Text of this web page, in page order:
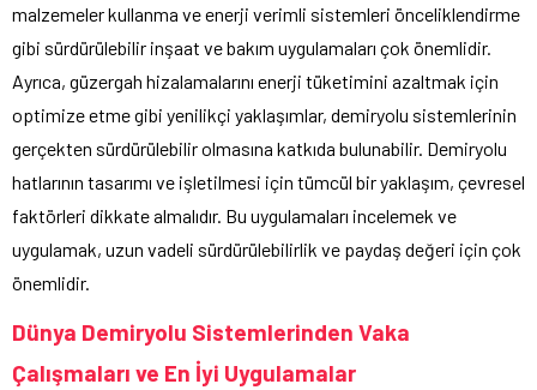
malzemeler kullanma ve enerji verimli sistemleri önceliklendirme
gibi sürdürülebilir inşaat ve bakım uygulamaları çok önemlidir.
Ayrıca, güzergah hizalamalarını enerji tüketimini azaltmak için
optimize etme gibi yenilikçi yaklaşımlar, demiryolu sistemlerinin
gerçekten sürdürülebilir olmasına katkıda bulunabilir. Demiryolu
hatlarının tasarımı ve işletilmesi için tümcül bir yaklaşım, çevresel
faktörleri dikkate almalıdır. Bu uygulamaları incelemek ve
uygulamak, uzun vadeli sürdürülebilirlik ve paydaş değeri için çok
önemlidir.
Dünya Demiryolu Sistemlerinden Vaka
Çalışmaları ve En İyi Uygulamalar